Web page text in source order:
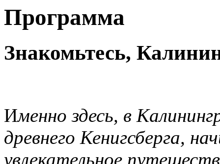
Программа
Знакомьтесь,
Именно здесь, в
древнего Кенигсберга,
увлекательное